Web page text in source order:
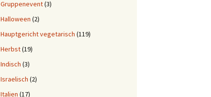
Gruppenevent(3)
Halloween (2)
Hauptgericht vegetarisch (119)
Herbst(19)
Indisch (3)
Israelisch (2)
Italien (17)